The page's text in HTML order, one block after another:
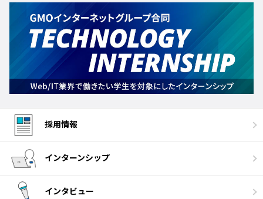
採用情報
インターンシップ
インタビュー